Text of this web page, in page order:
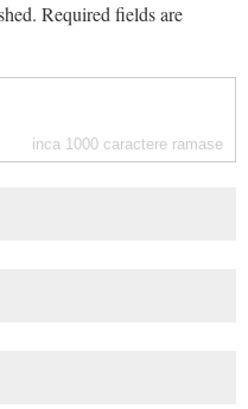
Required fields are
inca 1000 caractere ramase